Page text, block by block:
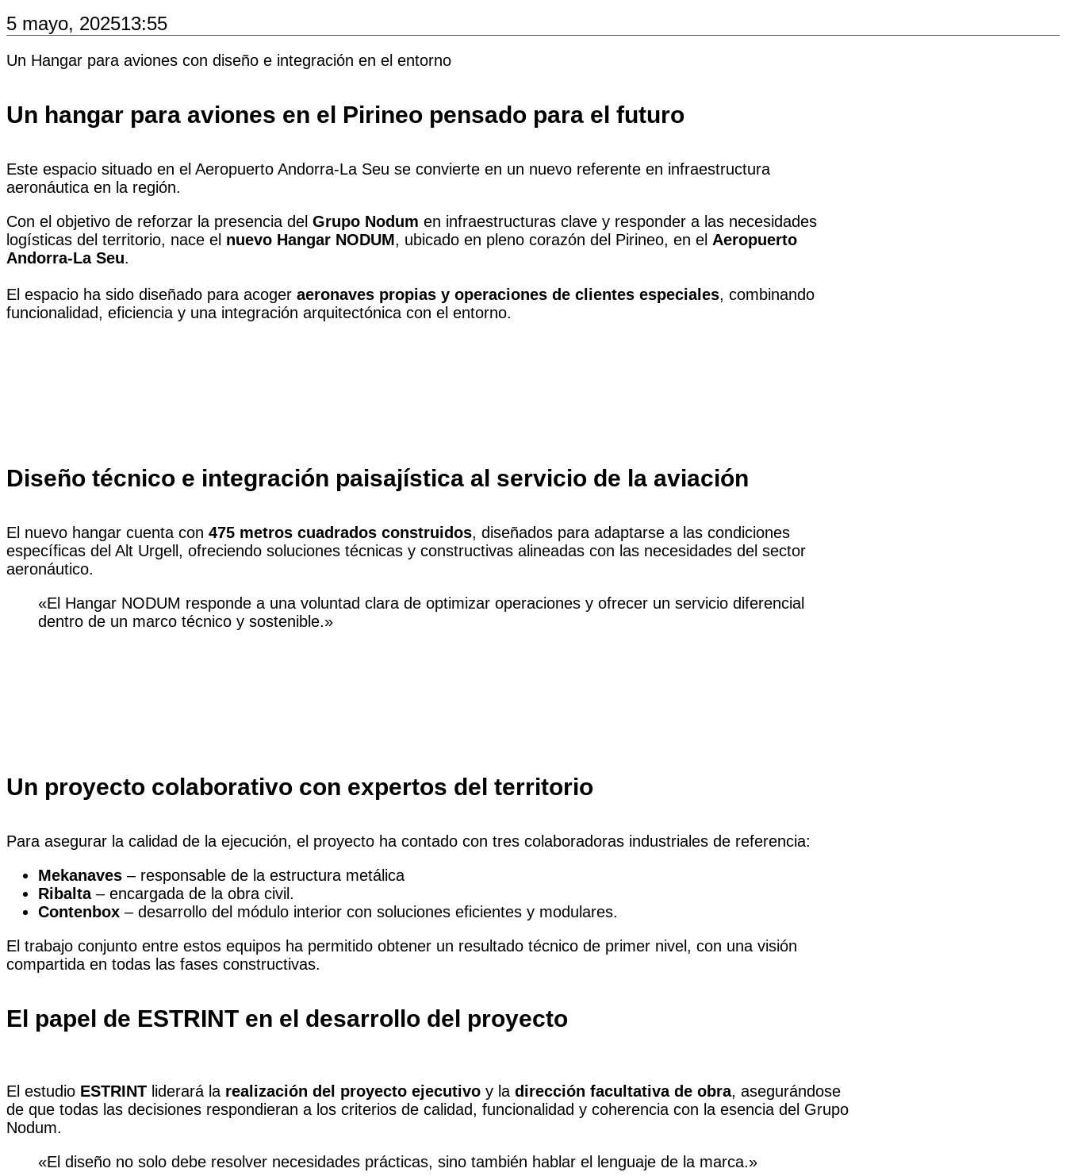
5 mayo, 202513:55
Un Hangar para aviones con diseño e integración en el entorno
Un hangar para aviones en el Pirineo pensado para el futuro
Este espacio situado en el Aeropuerto Andorra-La Seu se convierte en un nuevo referente en infraestructura
aeronáutica en la región.
Con el objetivo de reforzar la presencia del Grupo Nodum en infraestructuras clave y responder a las necesidades
logísticas del territorio, nace el nuevo Hangar NODUM, ubicado en pleno corazón del Pirineo, en el Aeropuerto
Andorra-La Seu.
El espacio ha sido diseñado para acoger aeronaves propias y operaciones de clientes especiales, combinando
funcionalidad, eficiencia y una integración arquitectónica con el entorno.
Diseño técnico e integración paisajística al servicio de la aviación
El nuevo hangar cuenta con 475 metros cuadrados construidos, diseñados para adaptarse a las condiciones
específicas del Alt Urgell, ofreciendo soluciones técnicas y constructivas alineadas con las necesidades del sector
aeronáutico.
«El Hangar NODUM responde a una voluntad clara de optimizar operaciones y ofrecer un servicio diferencial
dentro de un marco técnico y sostenible.»
Un proyecto colaborativo con expertos del territorio
Para asegurar la calidad de la ejecución, el proyecto ha contado con tres colaboradoras industriales de referencia:
Mekanaves – responsable de la estructura metálica
Ribalta – encargada de la obra civil.
Contenbox – desarrollo del módulo interior con soluciones eficientes y modulares.
El trabajo conjunto entre estos equipos ha permitido obtener un resultado técnico de primer nivel, con una visión
compartida en todas las fases constructivas.
El papel de ESTRINT en el desarrollo del proyecto
El estudio ESTRINT liderará la realización del proyecto ejecutivo y la dirección facultativa de obra, asegurándose
de que todas las decisiones respondieran a los criterios de calidad, funcionalidad y coherencia con la esencia del Grupo
Nodum.
«El diseño no solo debe resolver necesidades prácticas, sino también hablar el lenguaje de la marca.»